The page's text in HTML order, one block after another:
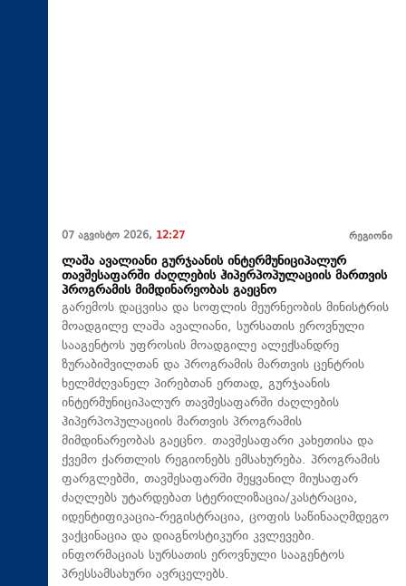
07 აგვისტო 2026, 12:27 რეგიონი
ლაშა ავალიანი გურჯაანის ინტერმუნიციპალურ
თავშესაფარში ძაღლების ჰიპერპოპულაციის მართვის
პროგრამის მიმდინარეობას გაეცნო
გარემოს დაცვისა და სოფლის მეურნეობის მინისტრის
მოადგილე ლაშა ავალიანი, სურსათის ეროვნული
სააგენტოს უფროსის მოადგილე ალექსანდრე
ზურაბიშვილთან და პროგრამის მართვის ცენტრის
ხელმძღვანელ პირებთან ერთად, გურჯაანის
ინტერმუნიციპალურ თავშესაფარში ძაღლების
ჰიპერპოპულაციის მართვის პროგრამის
მიმდინარეობას გაეცნო. თავშესაფარი კახეთისა და
ქვემო ქართლის რეგიონებს ემსახურება. პროგრამის
ფარგლებში, თავშესაფარში შეყვანილ მიუსაფარ
ძაღლებს უტარდებათ სტერილიზაცია/კასტრაცია,
იდენტიფიკაცია-რეგისტრაცია, ცოფის საწინააღმდეგო
ვაქცინაცია და დიაგნოსტიკური კვლევები.
ინფორმაციას სურსათის ეროვნული სააგენტოს
პრესსამსახური ავრცელებს.